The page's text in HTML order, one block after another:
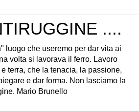
....
luogo che useremo per dar vita ai
volta si lavorava il ferro. Lavoro
terra, che la tenacia, la passione,
e dar forma. Non lasciamo la
Mario Brunello